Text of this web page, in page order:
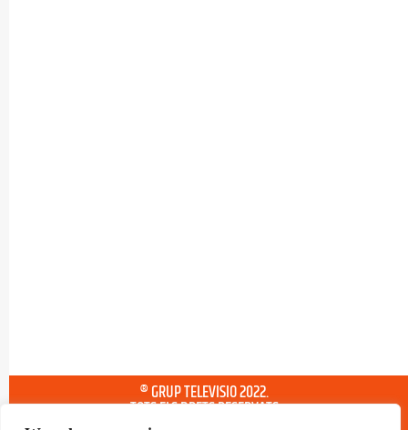
® GRUP TELEVISIO 2022.
TOTS ELS DRETS RESERVATS